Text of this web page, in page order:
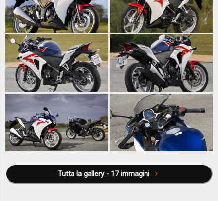
Tutta la gallery - 17 immagini